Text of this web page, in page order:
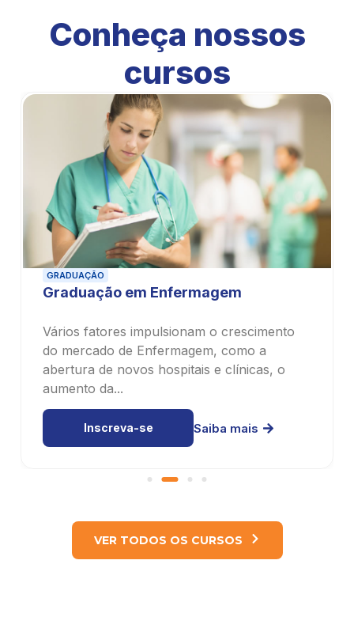
Conheça nossos
cursos​
GRADUAÇÃO
Graduação em Ciências Contábeis
O curso de Ciências Contábeis forma
profissionais com altas perspectivas de
emprego e salário. Por ser uma carreira que
proporciona...
Inscreva-se Saiba mais
VER TODOS OS CURSOS